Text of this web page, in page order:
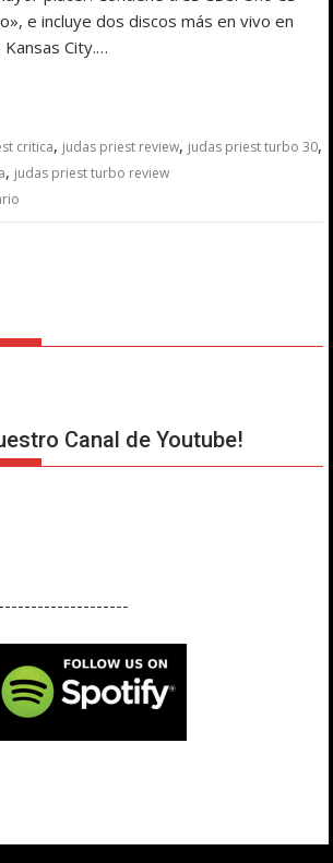
e incluye dos discos más en vivo en
City.…
critica, judas priest review, judas priest turbo 30,
, judas priest turbo review
Canal de Youtube!